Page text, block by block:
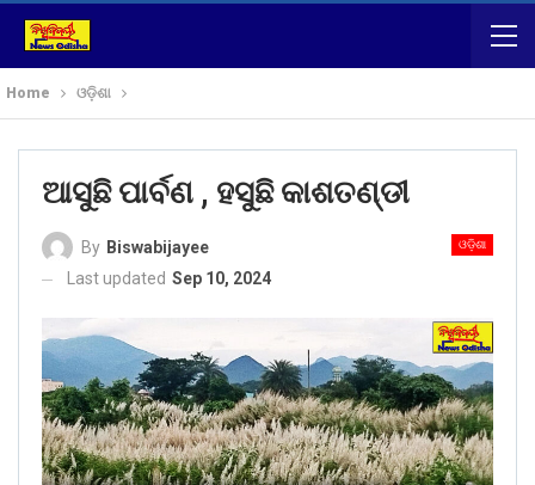
Home ଓଡ଼ିଶା
ଆସୁଛି ପାର୍ବଣ , ହସୁଛି କାଶତଣ୍ଡୀ
ଓଡ଼ିଶା
By Biswabijayee
Last updated Sep 10, 2024